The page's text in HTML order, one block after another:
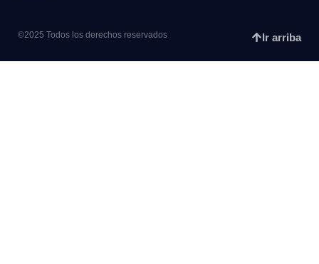
©2025 Todos los derechos reservados Ir arriba